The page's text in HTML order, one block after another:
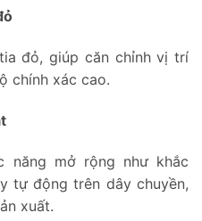
đỏ, giúp căn chỉnh vị trí
chính xác cao.
năng mở rộng như khắc
tự động trên dây chuyền,
xuất.